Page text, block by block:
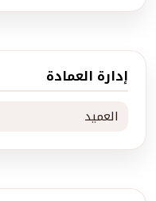
إدارة العمادة
العميد